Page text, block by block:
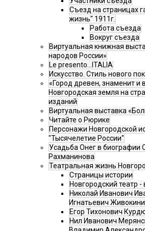
Cъезд на страницах
жизнь" 1911г.
Работа съезда
Вокруг съезда
Виртуальная книжная
народов России»
Le presento...ITALIA
Искусство. Стиль нового
«Город древен, знаменит и
Новгородская земля на
изданий
Виртуальная выставка
Читайте о Рюрике
Персонажи Новгородской
"Тысячелетие России"
Усадьба Онег в биографии
Рахманинова
Театральная жизнь
Страницы истории
Новгородский театр -
Николай Иванович
Игнатьевич Живокини
Егор Тихонович
Нил Иванович